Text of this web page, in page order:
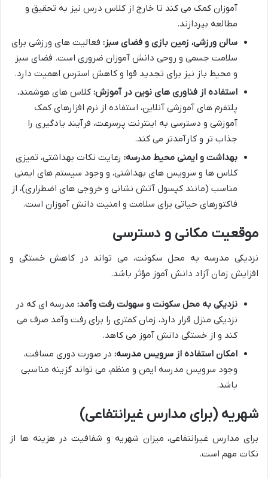
آموزان کمک می کند تا خارج از کلاس درس نیز به تحقیق و
مطالعه بپردازند.
سالن ورزشی، زمین بازی و فضای سبز: فعالیت های ورزشی برای
سلامت جسمی و روحی دانش آموزان ضروری است. فضای سبز
و محیط باز نیز برای تجدید قوا و کاهش استرس اهمیت دارد.
استفاده از فناوری های نوین در آموزش: کلاس های هوشمند،
پلتفرم های آموزشی آنلاین، استفاده از نرم افزارهای کمک
آموزشی و دسترسی به اینترنت پرسرعت، فرآیند یادگیری را
جذاب تر و کارآمدتر می کند.
بهداشت و ایمنی محیط مدرسه: رعایت نکات بهداشتی، تمیزی
کلاس ها و سرویس های بهداشتی، و وجود سیستم های ایمنی
مناسب (مانند کپسول آتش نشانی و خروجی های اضطراری)، از
فاکتورهای حیاتی برای سلامت و امنیت دانش آموزان است.
موقعیت مکانی و دسترسی
نزدیکی مدرسه به محل سکونت، می تواند در کاهش خستگی و
افزایش زمان آزاد دانش آموز مؤثر باشد.
نزدیکی به محل سکونت و سهولت رفت وآمد: مدرسه ای که در
نزدیکی منزل قرار دارد، زمان کمتری را برای رفت وآمد صرف می
کند و از خستگی دانش آموز می کاهد.
امکان استفاده از سرویس مدرسه: در صورت دوری مسافت،
وجود سرویس مدرسه ایمن و منظم، می تواند گزینه مناسبی
باشد.
شهریه (برای مدارس غیرانتفاعی)
برای مدارس غیرانتفاعی، میزان شهریه و شفافیت در هزینه ها از
نکات مهم است.